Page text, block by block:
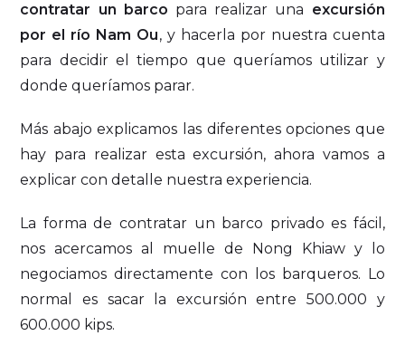
contratar un barco para realizar una excursión
por el río Nam Ou, y hacerla por nuestra cuenta
para decidir el tiempo que queríamos utilizar y
donde queríamos parar.
Más abajo explicamos las diferentes opciones que
hay para realizar esta excursión, ahora vamos a
explicar con detalle nuestra experiencia.
La forma de contratar un barco privado es fácil,
nos acercamos al muelle de Nong Khiaw y lo
negociamos directamente con los barqueros. Lo
normal es sacar la excursión entre 500.000 y
600.000 kips.